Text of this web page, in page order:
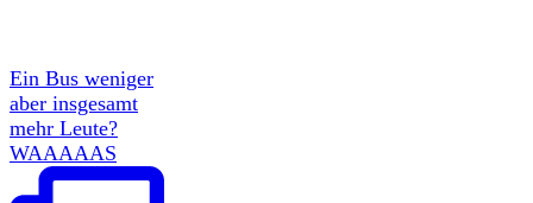
Ein Bus weniger
aber insgesamt
mehr Leute?
WAAAAAS